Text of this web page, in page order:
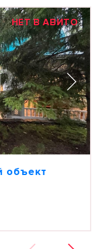
НЕТ В АВИТО
объект